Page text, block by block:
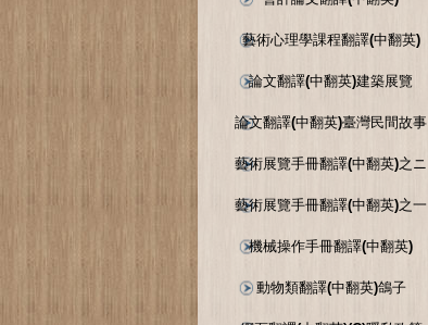
藝術心理學課程翻譯(中翻英)
論文翻譯(中翻英)建築展覽
論文翻譯(中翻英)臺灣民間故事
藝術展覽手冊翻譯(中翻英)之ニ
藝術展覽手冊翻譯(中翻英)之一
機械操作手冊翻譯(中翻英)
動物類翻譯(中翻英)鴿子